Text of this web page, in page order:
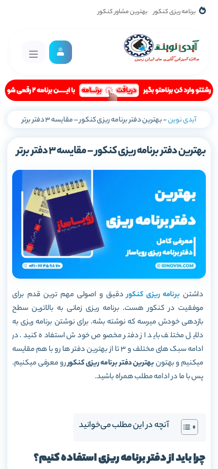
برنامه ریزی کنکور بهترین مشاور کنکور
آیدی نوین-بهترین دفتر برنامه ریزی کنکور – مقایسه 3 دفتر برتر
بهترین دفتر برنامه ریزی کنکور – مقایسه 3 دفتر برتر
داشتن برنامه ریزی کنکوردقیق و اصولی مهم ترین قدم برای
موفقیت در کنکور هست. برنامه ریزی زمانی به بالاترین سطح
بازدهی خودش میرسه که نوشته بشه. برای نوشتن برنامه ریزی به
دلایل مختلف باید از دفتر مخصوص خودش استفاده کنید. در
ادامه سبک های مختلف و 3 تا از بهترین دفتر ها رو با هم مقایسه
میکنیم و بهتونبهترین دفتر برنامه ریزی کنکوررو معرفی میکنیم.
پس با ما در ادامه مطلب همراه باشید.
آنچه در این مطلب می‌خوانید
چرا باید از دفتر برنامه ریزی استفاده کنیم؟